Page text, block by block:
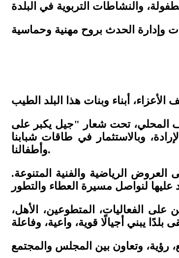
المحلي، تحت شعار "جيل يكبر على
وبالاستثمار في طاقات شبابنا
وأطفالنا.
الرياضية والفنية المتنوعة.
الفعاليات، المتطوعين، الأهل،